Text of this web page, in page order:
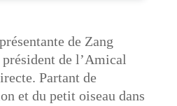
de Zang
de l’Amical
Partant de
et du petit oiseau dans